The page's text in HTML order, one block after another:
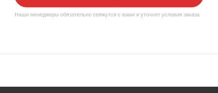
Наши менеджеры обязательно свяжутся с вами и уточнят условия заказа